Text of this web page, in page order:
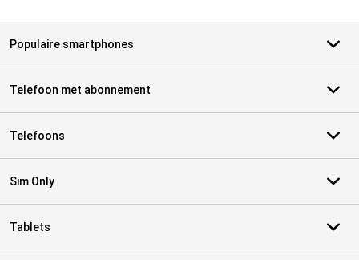
Populaire smartphones
Telefoon met abonnement
Telefoons
Sim Only
Tablets